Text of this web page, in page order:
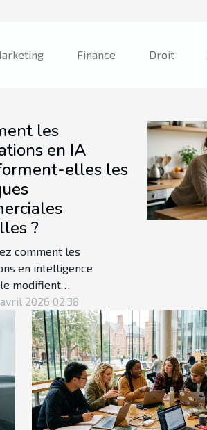
Finance Droit
les
en IA
elles les
?
comment les
en intelligence
modifient
les pratiques
d'aujourd'hui. À
article, explorez les
facettes de cette
technologique et
en quoi elle
un levier stratégique
2026 02:38